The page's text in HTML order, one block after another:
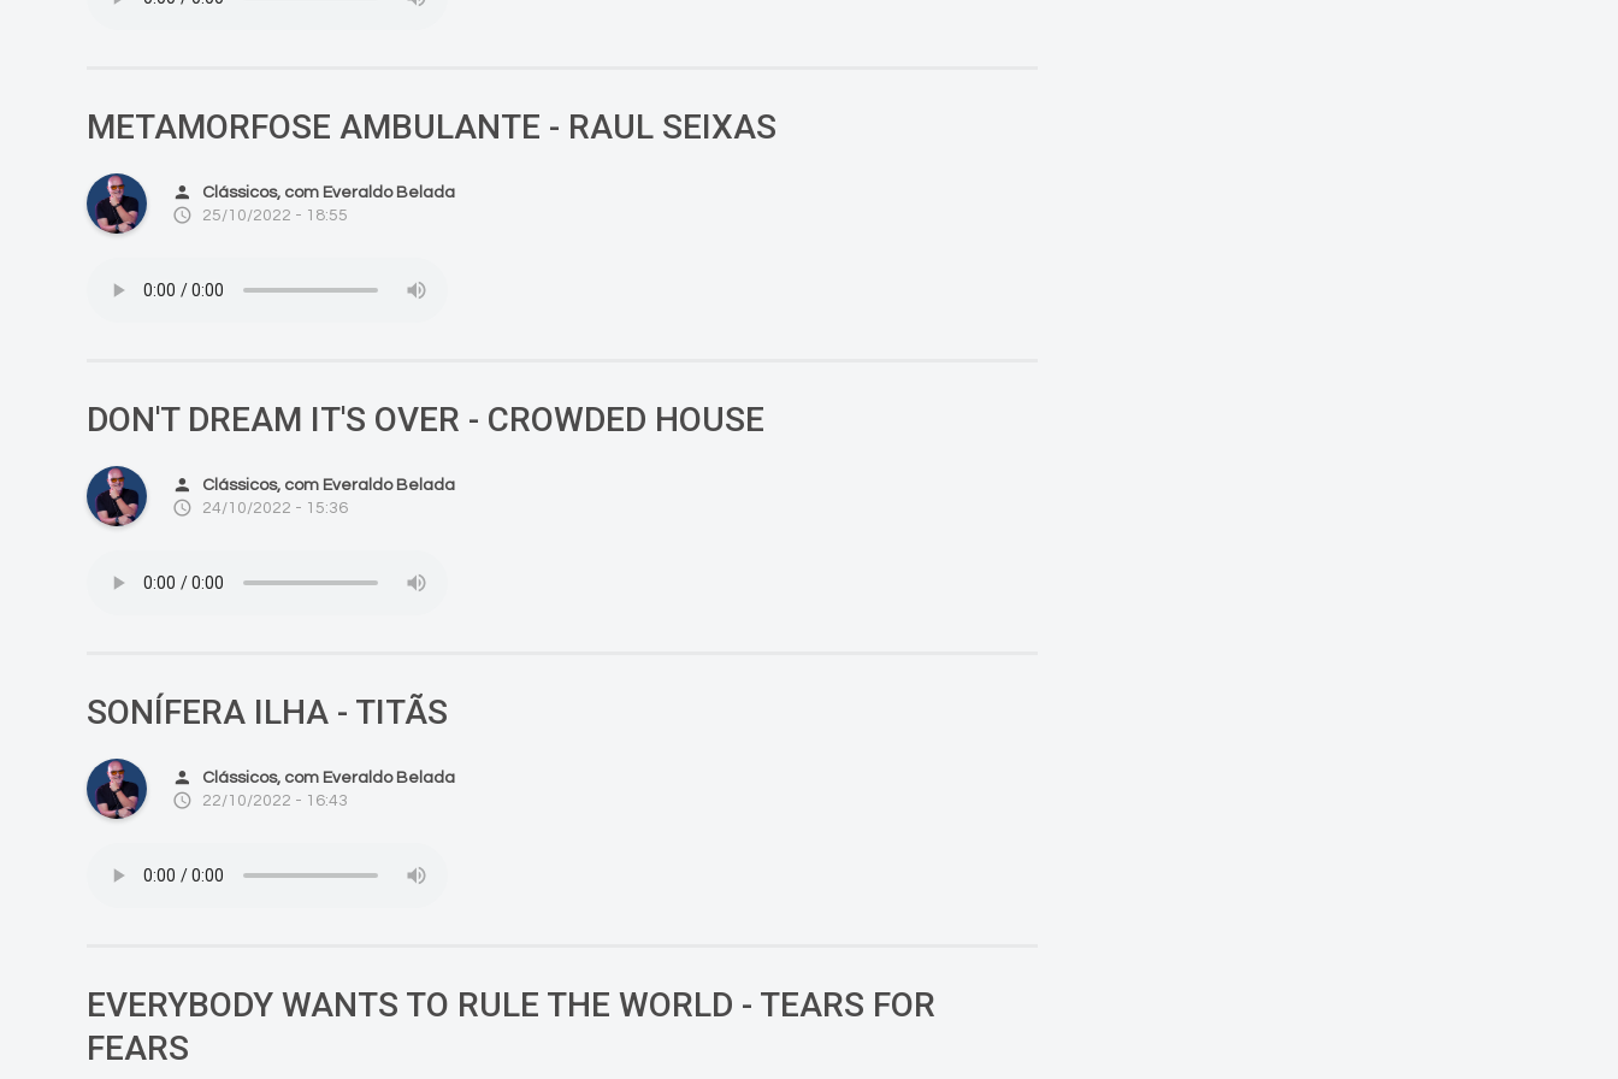
METAMORFOSE AMBULANTE - RAUL SEIXAS
person Clássicos, com Everaldo Belada
access_time 25/10/2022 - 18:55
DON'T DREAM IT'S OVER - CROWDED HOUSE
person Clássicos, com Everaldo Belada
access_time 24/10/2022 - 15:36
SONÍFERA ILHA - TITÃS
person Clássicos, com Everaldo Belada
access_time 22/10/2022 - 16:43
EVERYBODY WANTS TO RULE THE WORLD - TEARS FOR
FEARS